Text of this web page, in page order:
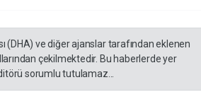
(DHA) ve diğer ajanslar tarafından eklenen
çekilmektedir. Bu haberlerde yer
sorumlu tutulamaz...